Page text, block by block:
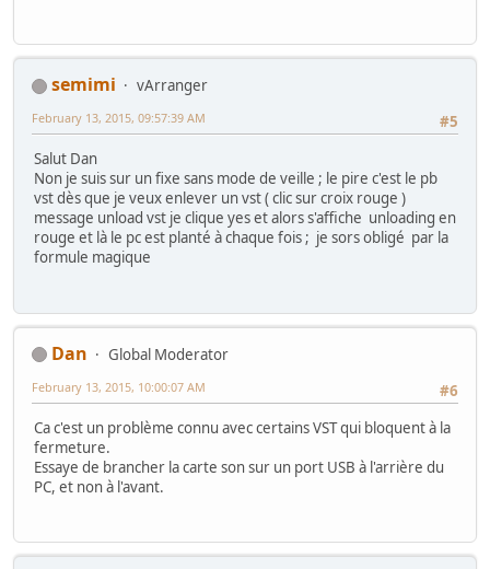
semimi
vArranger
#5
February 13, 2015, 09:57:39 AM
Salut Dan
Non je suis sur un fixe sans mode de veille ; le pire c'est le pb
vst dès que je veux enlever un vst ( clic sur croix rouge )
message unload vst je clique yes et alors s'affiche unloading en
rouge et là le pc est planté à chaque fois ; je sors obligé par la
formule magique
Dan
Global Moderator
#6
February 13, 2015, 10:00:07 AM
Ca c'est un problème connu avec certains VST qui bloquent à la
fermeture.
Essaye de brancher la carte son sur un port USB à l'arrière du
PC, et non à l'avant.